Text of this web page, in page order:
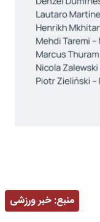
منبع:خبر ورزشی